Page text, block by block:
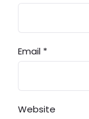
Email *
Website